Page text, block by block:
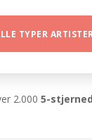
TYPER
2.0005-